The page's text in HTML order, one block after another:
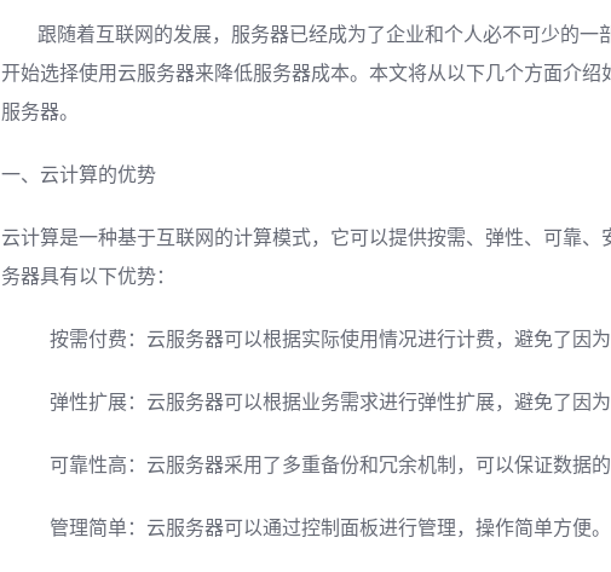
跟随着互联网的发展，服务器已经成为了企业和个人必不可少的一
开始选择使用云服务器来降低服务器成本。本文将从以下几个方面介
服务器。
一、云计算的优势
云计算是一种基于互联网的计算模式，它可以提供按需、弹性、可靠
务器具有以下优势：
按需付费：云服务器可以根据实际使用情况进行计费，避免了因
弹性扩展：云服务器可以根据业务需求进行弹性扩展，避免了因
可靠性高：云服务器采用了多重备份和冗余机制，可以保证数据的
管理简单：云服务器可以通过控制面板进行管理，操作简单方便。